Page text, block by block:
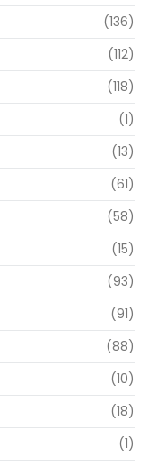
(136)
(112)
(118)
(1)
(13)
(61)
(58)
(15)
(93)
(91)
(88)
(10)
(18)
(1)